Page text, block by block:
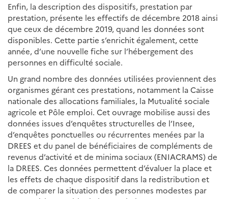
Enfin, la description des dispositifs, prestation par
prestation, présente les effectifs de décembre 2018 ainsi
que ceux de décembre 2019, quand les données sont
disponibles. Cette partie s’enrichit également, cette
année, d’une nouvelle fiche sur l’hébergement des
personnes en difficulté sociale.
Un grand nombre des données utilisées proviennent des
organismes gérant ces prestations, notamment la Caisse
nationale des allocations familiales, la Mutualité sociale
agricole et Pôle emploi. Cet ouvrage mobilise aussi des
données issues d’enquêtes structurelles de l’Insee,
d’enquêtes ponctuelles ou récurrentes menées par la
DREES et du panel de bénéficiaires de compléments de
revenus d’activité et de minima sociaux (ENIACRAMS) de
la DREES. Ces données permettent d’évaluer la place et
les effets de chaque dispositif dans la redistribution et
de comparer la situation des personnes modestes par